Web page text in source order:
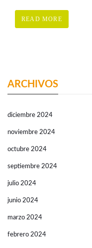
READ MORE
ARCHIVOS
diciembre 2024
noviembre 2024
octubre 2024
septiembre 2024
julio 2024
junio 2024
marzo 2024
febrero 2024